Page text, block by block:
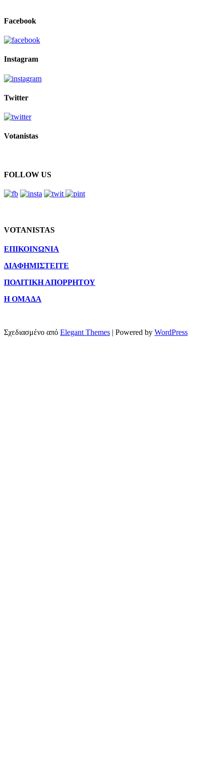
Facebook
Instagram
Twitter
Votanistas
FOLLOW US
VOTANISTAS
ΕΠΙΚΟΙΝΩΝΙΑ
ΔΙΑΦΗΜΙΣΤΕΙΤΕ
ΠΟΛΙΤΙΚΗ ΑΠΟΡΡΗΤΟΥ
Η ΟΜΑΔΑ
Σχεδιασμένο από Elegant Themes | Powered by WordPress